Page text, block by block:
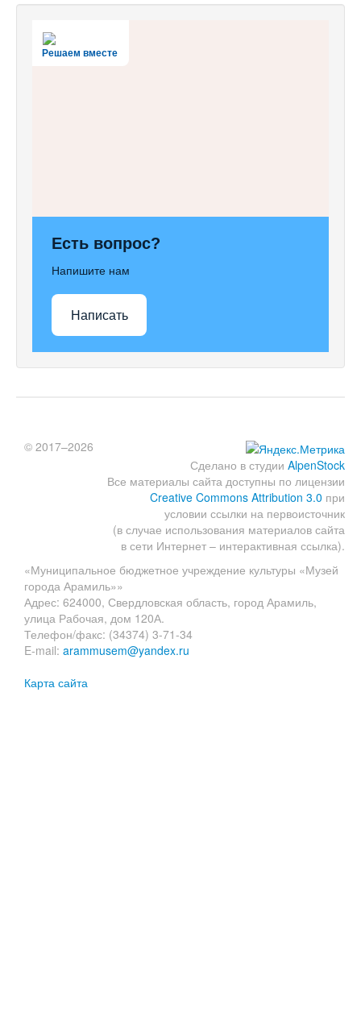
Решаем вместе
Есть вопрос?
Напишите нам
Написать
Сделано в студии AlpenStock
Все материалы сайта доступны по лицензии
Creative Commons Attribution 3.0 при
условии ссылки на первоисточник
(в случае использования материалов сайта
в сети Интернет – интерактивная ссылка).
© 2017–2026
«Муниципальное бюджетное учреждение культуры «Музей
города Арамиль»»
Адрес: 624000, Свердловская область, город Арамиль,
улица Рабочая, дом 120А.
Телефон/факс: (34374) 3-71-34
E-mail: arammusem@yandex.ru
Карта сайта